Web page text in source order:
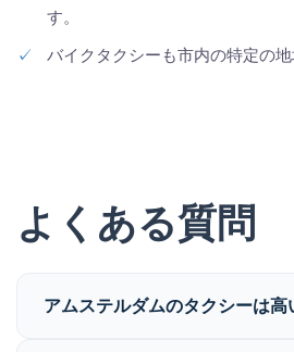
す。
✓
バイクタクシーも市内の特定の地
よくある質問
アムステルダムのタクシーは高